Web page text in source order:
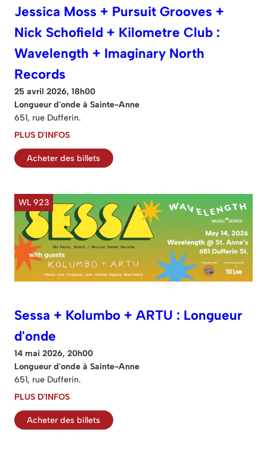
Jessica Moss + Pursuit Grooves +
Nick Schofield + Kilometre Club :
Wavelength + Imaginary North
Records
25 avril 2026, 18h00
Longueur d'onde à Sainte-Anne
651, rue Dufferin.
PLUS D'INFOS
Acheter des billets
WL 923
Sessa + Kolumbo + ARTU : Longueur
d'onde
14 mai 2026, 20h00
Longueur d'onde à Sainte-Anne
651, rue Dufferin.
PLUS D'INFOS
Acheter des billets